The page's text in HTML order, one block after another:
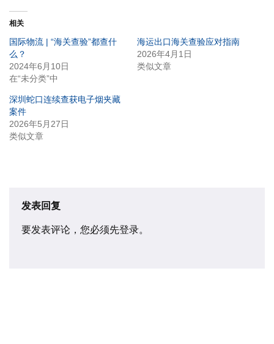
相关
国际物流 | “海关查验”都查什
么？
2024年6月10日
在“未分类”中
海运出口海关查验应对指南
2026年4月1日
类似文章
深圳蛇口连续查获电子烟夹藏
案件
2026年5月27日
类似文章
发表回复
要发表评论，您必须先登录。